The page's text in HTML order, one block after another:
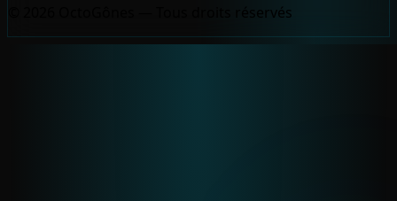
© 2026 OctoGônes — Tous droits réservés